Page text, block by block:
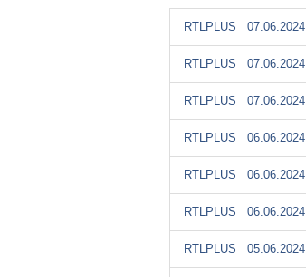
RTLPLUS 07.06.2024
RTLPLUS 07.06.2024
RTLPLUS 07.06.2024
RTLPLUS 06.06.2024
RTLPLUS 06.06.2024
RTLPLUS 06.06.2024
RTLPLUS 05.06.2024